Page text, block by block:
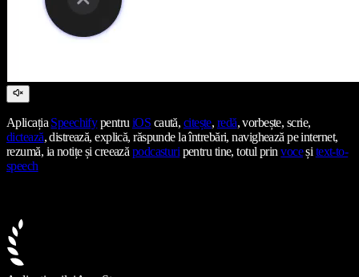
AplicațiaSpeechifypentruiOS caută, citește, redă, vorbește, scrie,
dictează, distrează, explică, răspunde la întrebări, navighează pe internet,
rezumă, ia notițe și creeazăpodcasturipentru tine, totul prinvoceșitext-to-
speech